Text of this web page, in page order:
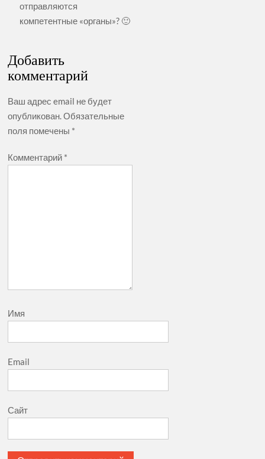
отправляются
компетентные «органы»? 🙂
Добавить
комментарий
Ваш адрес email не будет
опубликован.Обязательные
поля помечены *
Комментарий *
Имя
Email
Сайт